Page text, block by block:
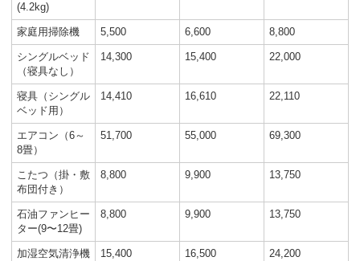
(4.2kg)
家庭用掃除機 5,500 6,600 8,800
シングルベッド
（寝具なし）
14,300 15,400 22,000
寝具（シングル
ベッド用）
14,410 16,610 22,110
エアコン（6～
8畳）
51,700 55,000 69,300
こたつ（掛・敷
布団付き）
8,800 9,900 13,750
石油ファンヒー
ター(9〜12畳)
8,800 9,900 13,750
加湿空気清浄機 15,400 16,500 24,200